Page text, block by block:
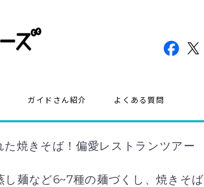
ガイドさん紹介 よくある質問
た焼きそば！偏愛レストランツアー
し麺など6~7種の麺づくし、焼きそば